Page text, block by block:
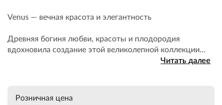
Venus — вечная красота и элегантность
Древняя богиня любви, красоты и плодородия
вдохновила создание этой великолепной коллекции...
Читать далее
Розничная цена